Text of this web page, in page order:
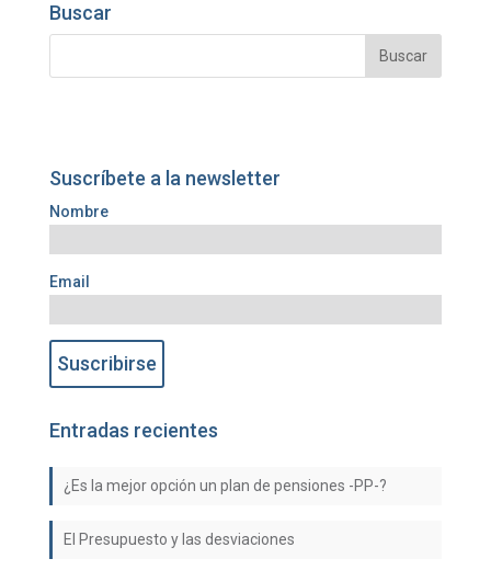
Buscar
Suscríbete a la newsletter
Nombre
Email
Entradas recientes
¿Es la mejor opción un plan de pensiones -PP-?
El Presupuesto y las desviaciones